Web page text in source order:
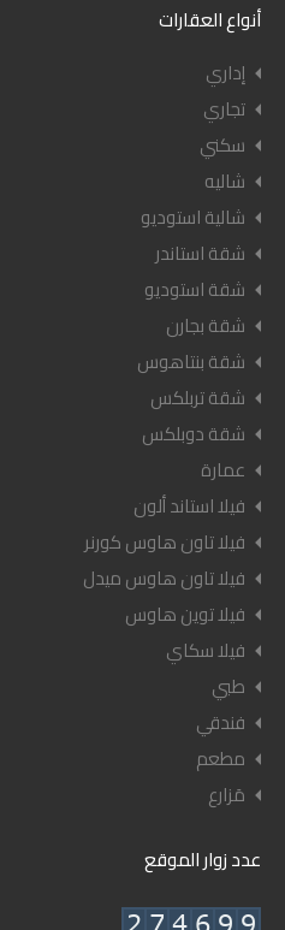
أنواع العقارات
إداري
تجاري
سكني
شاليه
شالية استوديو
شقة استاندر
شقة استوديو
شقة بجارن
شقة بنتاهوس
شقة تربلكس
شقة دوبلكس
عمارة
فيلا استاند ألون
فيلا تاون هاوس كورنر
فيلا تاون هاوس ميدل
فيلا توين هاوس
فيلا سكاي
طبي
فندقي
مطعم
مَزارع
عدد زوار الموقع